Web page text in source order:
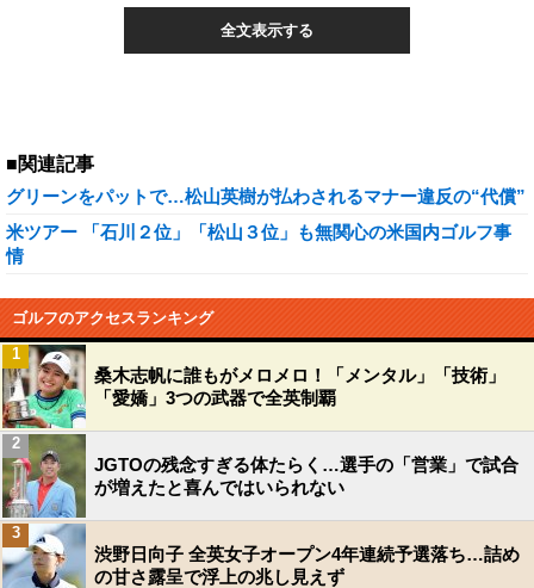
全文表示する
■関連記事
グリーンをパットで…松山英樹が払わされるマナー違反の“代償”
米ツアー 「石川２位」「松山３位」も無関心の米国内ゴルフ事
情
ゴルフのアクセスランキング
桑木志帆に誰もがメロメロ！「メンタル」「技術」
「愛嬌」3つの武器で全英制覇
1
JGTOの残念すぎる体たらく…選手の「営業」で試合
が増えたと喜んではいられない
2
渋野日向子 全英女子オープン4年連続予選落ち…詰め
の甘さ露呈で浮上の兆し見えず
3